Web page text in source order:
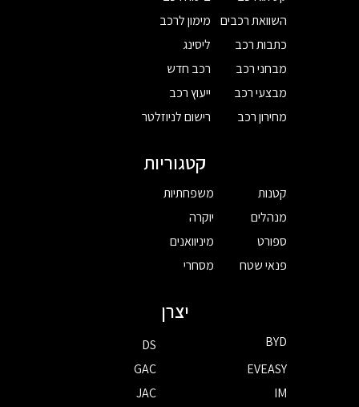
השוואת רכבים
כתבות רכב
מבחני רכב
מבצעי רכב
מחירון רכב
מימון לרכב
ליסינג
רכב חדש
ייעוץ רכב
רישום לניוזלטר
קטגוריות
קטנות
מנהלים
ספורט
פנאי שטח
משפחתיות
יוקרה
מיניוואנים
מסחרי
יצרן
BYD
DS
EVEASY
GAC
IM
JAC